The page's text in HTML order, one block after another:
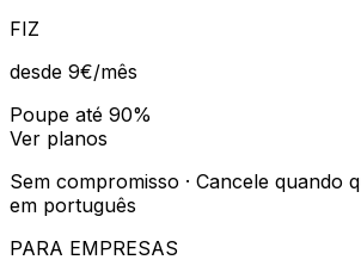
FIZ
desde 9€/mês
Poupe até 90%
Ver planos
Sem compromisso · Cancele quando
em português
PARA EMPRESAS